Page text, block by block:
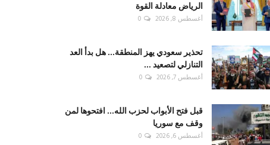
الرياض معادلة القوة
أغسطس 8, 2026 0
تحذير سعودي يهز المنطقة... هل بدأ العد
التنازلي لتصعيد ...
أغسطس 7, 2026 0
قبل فتح الأبواب لحزب الله... افتحوها لمن
وقف مع سوريا
أغسطس 6, 2026 0